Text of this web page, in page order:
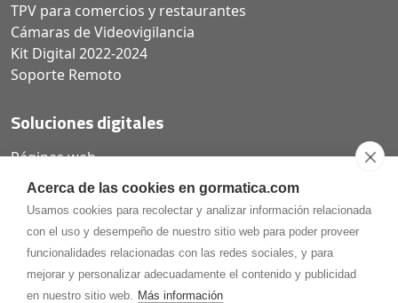
Acerca de las cookies en gormatica.com
Usamos cookies para recolectar y analizar información relacionada
con el uso y desempeño de nuestro sitio web para poder proveer
funcionalidades relacionadas con las redes sociales, y para
mejorar y personalizar adecuadamente el contenido y publicidad
en nuestro sitio web. Más información
TPV para comercios y restaurantes
Cámaras de Videovigilancia
Kit Digital 2022-2024
Soporte Remoto
Soluciones digitales
Páginas web
Tiendas online
975.368.262